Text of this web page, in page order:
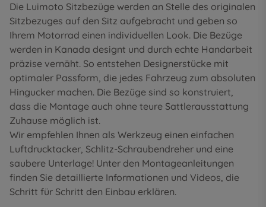
Die Luimoto Sitzbezüge werden an Stelle des originalen
Sitzbezuges auf den Sitz aufgebracht und geben so
Ihrem Motorrad einen individuellen Look. Die Bezüge
werden in Kanada designt und durch echte Handarbeit
präzise vernäht. So entstehen Designerstücke mit
optimaler Passform, die jedes Fahrzeug zum absoluten
Hingucker machen. Die Bezüge sind so konstruiert,
dass die Montage auch ohne teure Sattlerausstattung
Zuhause möglich ist.
Wir empfehlen Ihnen als Werkzeug einen einfachen
Luftdrucktacker, Schlitz-Schraubendreher und eine
saubere Unterlage! Unter den Montageanleitungen
finden Sie detaillierte Informationen und Videos, die
Schritt für Schritt den Einbau erklären.